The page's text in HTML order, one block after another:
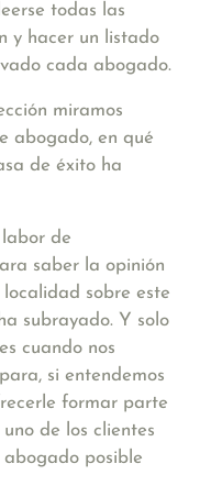
todas las
y hacer un listado
cada abogado.
miramos
abogado, en qué
de éxito ha
de
saber la opinión
sobre este
subrayado. Y solo
cuando nos
si entendemos
formar parte
de los clientes
posible